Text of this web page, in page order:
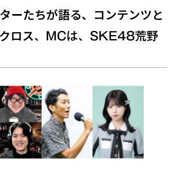
ーたちが語る、コンテンツと
ロス、MCは、SKE48荒野